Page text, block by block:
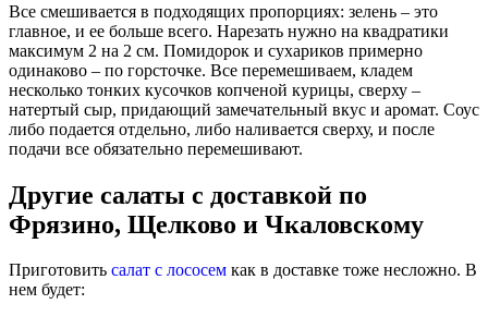
Все смешивается в подходящих пропорциях: зелень – это
главное, и ее больше всего. Нарезать нужно на квадратики
максимум 2 на 2 см. Помидорок и сухариков примерно
одинаково – по горсточке. Все перемешиваем, кладем
несколько тонких кусочков копченой курицы, сверху –
натертый сыр, придающий замечательный вкус и аромат. Соус
либо подается отдельно, либо наливается сверху, и после
подачи все обязательно перемешивают.
Другие салаты с доставкой по
Фрязино, Щелково и Чкаловскому
Приготовить салат с лососем как в доставке тоже несложно. В
нем будет: